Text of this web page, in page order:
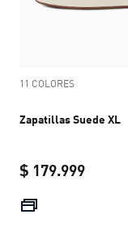
11 COLORES
Zapatillas Suede XL
$ 179.999